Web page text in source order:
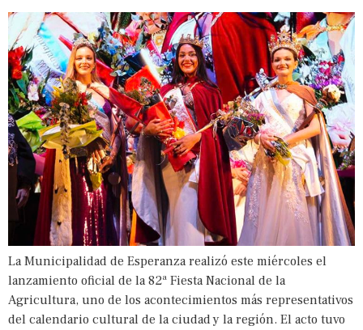
La Municipalidad de Esperanza realizó este miércoles el
lanzamiento oficial de la 82ª Fiesta Nacional de la
Agricultura, uno de los acontecimientos más representativos
del calendario cultural de la ciudad y la región. El acto tuvo